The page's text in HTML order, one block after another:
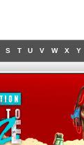
S T U V W X Y